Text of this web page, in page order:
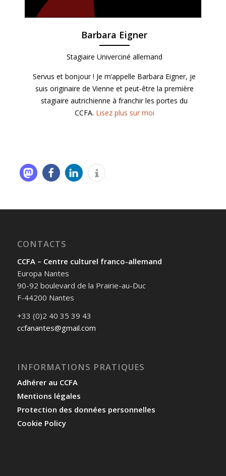
Barbara Eigner
Stagiaire Univerciné allemand
Servus et bonjour ! Je m‘appelle Barbara Eigner, je
suis originaire de Vienne et peut-être la première
stagiaire autrichienne à franchir les portes du
CCFA. Lisez plus sur moi
CONTACTS
CCFA – Centre culturel franco-allemand
Europa Nantes
90-92 boulevard de la Prairie-au-Duc
F-44200 Nantes
+33 (0)2 40 35 39 43
ccfanantes@gmail.com
INFORMATIONS PRATIQUES
Adhérer au CCFA
Mentions légales
Protection des données personnelles
Cookie Policy